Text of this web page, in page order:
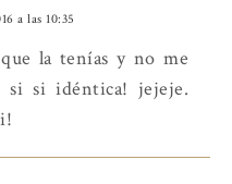
a las 10:35
que la tenías y no me
si si idéntica! jejeje.